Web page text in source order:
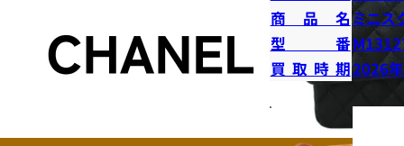
商品名ミニス
型番
買取時期2026